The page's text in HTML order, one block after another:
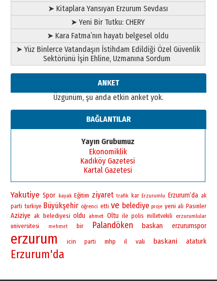
➤ Kitaplara Yansıyan Erzurum Sevdası
➤ Yeni Bir Tutku: CHERY
➤ Kara Fatma’nın hayatı belgesel oldu
➤ Yüz Binlerce Vatandaşın İstihdam Edildiği Özel Güvenlik
Sektörünü İşin Ehline, Uzmanına Sordum
ANKET
Üzgünüm, şu anda etkin anket yok.
BAĞLANTILAR
Yayın Grubumuz
Ekonomiklik
Kadıköy Gazetesi
Kartal Gazetesi
Yakutiye Spor kayak Eğitim ziyaret trafik kar Erzurumlu Erzurum’da ak
parti turkiye Büyükşehir öğrenci etti ve belediye proje yeni ali Pasinler
Aziziye ak belediyesi oldu ahmet Oltu ile polis milletvekili erzurumlular
universitesi mehmet bir Palandöken baskan erzurumspor
erzurum icin parti mhp il vali baskani ataturk
Erzurum'da